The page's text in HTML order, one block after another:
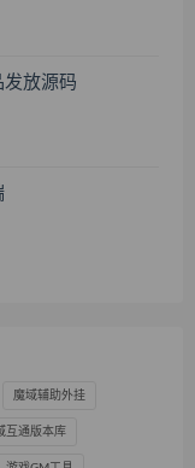
放源码
魔域辅助外挂
互通版本库